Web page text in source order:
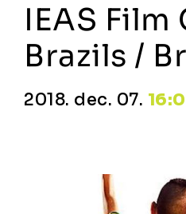
IEAS Film
Brazils /
2018. dec. 07.